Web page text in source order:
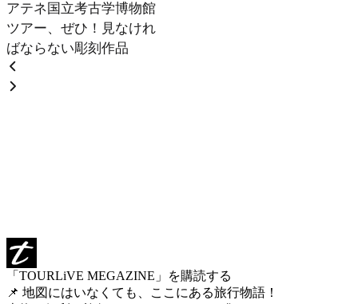
アテネ国立考古学博物館
ツアー、ぜひ！見なけれ
ばならない彫刻作品
「TOURLiVE MEGAZINE」を購読する
📌 地図にはいなくても、ここにある旅行物語！